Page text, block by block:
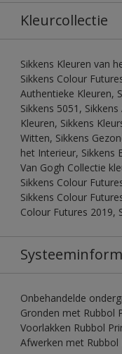
Kleurcollectie
Sikkens Kleuren van
Sikkens Colour
Authentieke Kleuren,
Sikkens 5051,
Kleuren, Sikkens
Witten, Sikkens
het Interieur, Sikkens
Van Gogh Collectie
Sikkens Colour
Sikkens Colour
Colour Futures 2019,
Onbehandelde
Gronden met Rubbol
Voorlakken Rubbol
Afwerken met Rubbol